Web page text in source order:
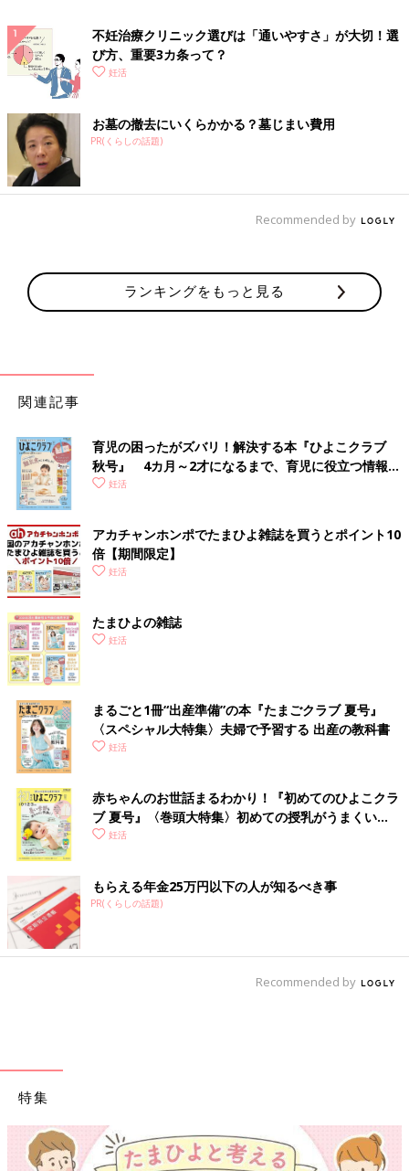
不妊治療クリニック選びは「通いやすさ」が大切！選
び方、重要3カ条って？
妊活
お墓の撤去にいくらかかる？墓じまい費用
PR(くらしの話題)
Recommended by
ランキングをもっと見る
関連記事
育児の困ったがズバリ！解決する本『ひよこクラブ
秋号』 4カ月～2才になるまで、育児に役立つ情報が
いっぱい！
妊活
アカチャンホンポでたまひよ雑誌を買うとポイント10
倍【期間限定】
妊活
たまひよの雑誌
妊活
まるごと1冊“出産準備”の本『たまごクラブ 夏号』
〈スペシャル大特集〉夫婦で予習する 出産の教科書
妊活
赤ちゃんのお世話まるわかり！『初めてのひよこクラ
ブ 夏号』〈巻頭大特集〉初めての授乳がうまくい
く！ おっぱい・ミルクの基本と夏のトラブル 解決テ
妊活
もらえる年金25万円以下の人が知るべき事
PR(くらしの話題)
Recommended by
特集
【ワクチン接種できるものも】妊婦の感染症対